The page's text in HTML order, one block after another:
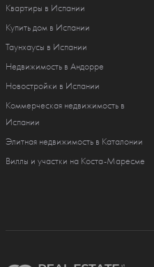
Квартиры в Испании
Купить дом в Испании
Таунхаусы в Испании
Недвижимость в Андорре
Новостройки в Испании
Коммерческая недвижимость в
Испании
Элитная недвижимость в Каталонии
Виллы и участки на Коста-Маресме